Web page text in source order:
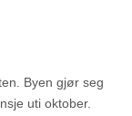
Byen gjør seg
uti oktober.